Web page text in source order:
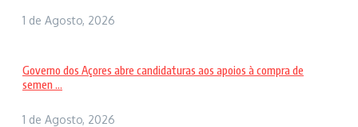
1 de Agosto, 2026
Governo dos Açores abre candidaturas aos apoios à compra de
semen ...
1 de Agosto, 2026